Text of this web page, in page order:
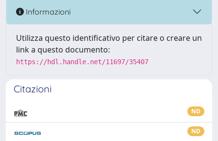
Informazioni
Utilizza questo identificativo per citare o creare un
link a questo documento:
https://hdl.handle.net/11697/35407
Citazioni
ND
ND